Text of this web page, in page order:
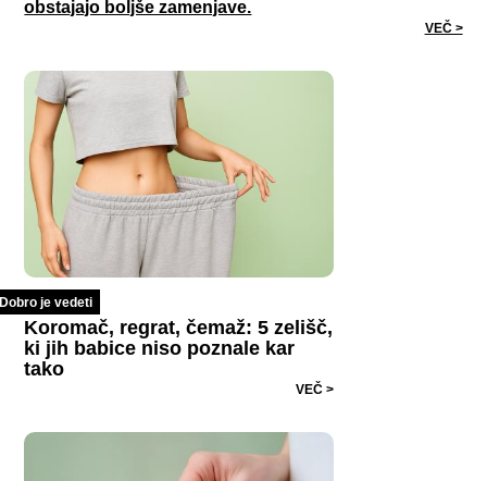
obstajajo boljše zamenjave.
VEČ >
Dobro je vedeti
Koromač, regrat, čemaž: 5 zelišč,
ki jih babice niso poznale kar
tako
VEČ >